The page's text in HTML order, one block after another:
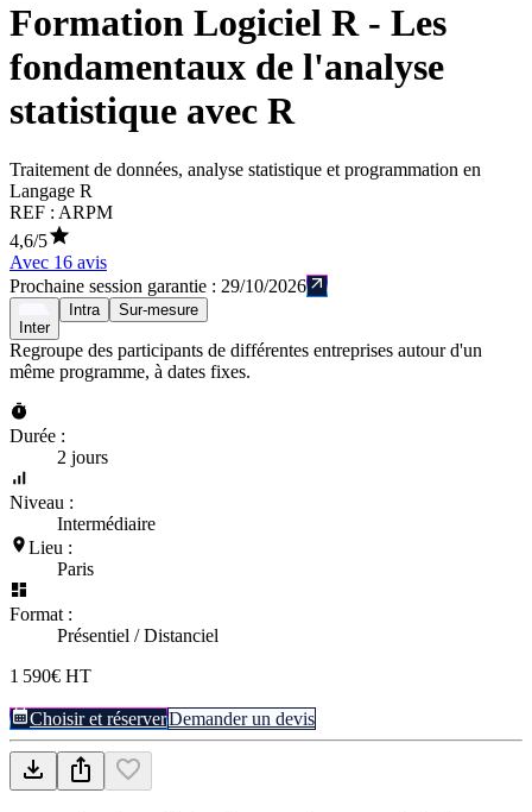
Formation Logiciel R - Les
fondamentaux de l'analyse
statistique avec R
Traitement de données, analyse statistique et programmation en
Langage R
REF : ARPM
4,6/5
Avec 16 avis
Prochaine session garantie : 29/10/2026
Inter
Intra Sur-mesure
Regroupe des participants de différentes entreprises autour d'un
même programme, à dates fixes.
Durée :
2 jours
Niveau :
Intermédiaire
Lieu :
Paris
Format :
Présentiel / Distanciel
1 590€ HT
Choisir et réserverDemander un devis